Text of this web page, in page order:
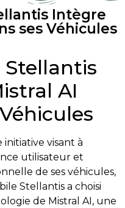
Intègre
ses Véhicules
AI
visant à
utilisateur et
de ses véhicules,
Stellantis a choisi
de Mistral AI, une